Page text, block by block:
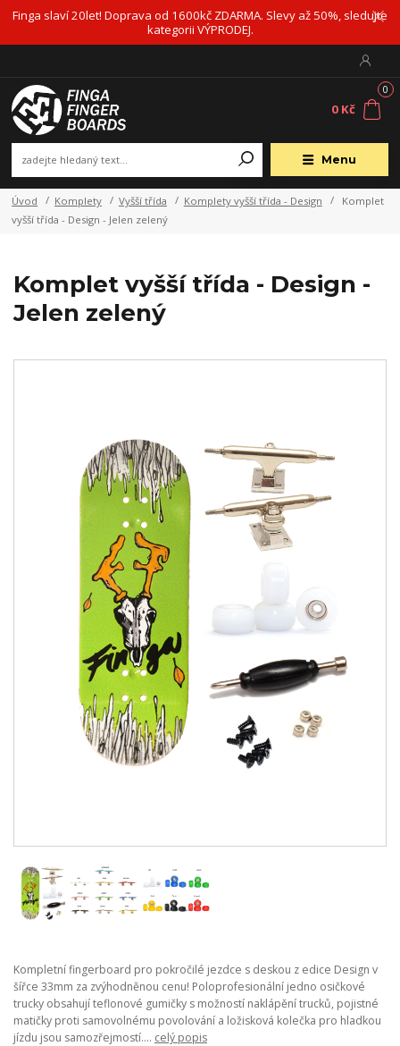
Finga slaví 20let! Doprava od 1600kč ZDARMA. Slevy až 50%, sledujte
kategorii VÝPRODEJ.
Menu
0
0 Kč
Úvod Komplety Vyšší třída Komplety vyšší třída - Design
Komplet
vyšší třída - Design - Jelen zelený
Komplet vyšší třída - Design -
Jelen zelený
Kompletní fingerboard pro pokročilé jezdce s deskou z edice Design v
šířce 33mm za zvýhodněnou cenu! Poloprofesionální jedno osičkové
trucky obsahují teflonové gumičky s možností naklápění trucků, pojistné
matičky proti samovolnému povolování a ložisková kolečka pro hladkou
jízdu jsou samozřejmostí.... celý popis